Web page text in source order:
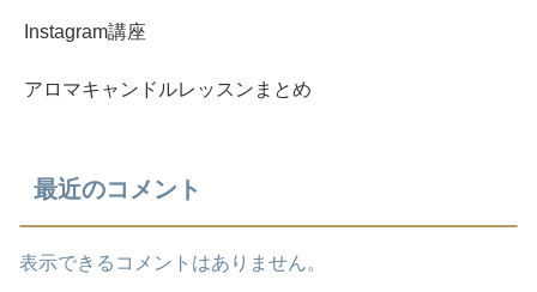
Instagram講座
アロマキャンドルレッスンまとめ
最近のコメント
表示できるコメントはありません。